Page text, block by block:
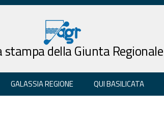
stampa della Giunta Regionale
GALASSIA REGIONE QUI BASILICATA